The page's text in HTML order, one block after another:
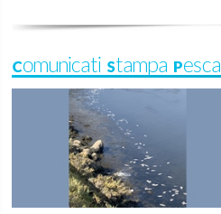
Comunicati Stampa Pesca